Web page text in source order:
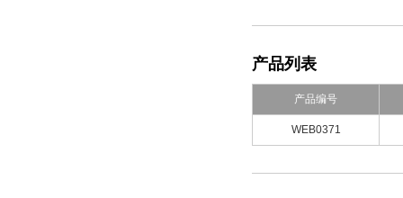
产品列表
产品编号
WEB0371